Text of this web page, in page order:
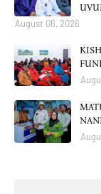
August 06, 2026